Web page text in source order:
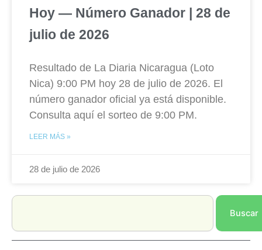
Hoy — Número Ganador | 28 de
julio de 2026
Resultado de La Diaria Nicaragua (Loto
Nica) 9:00 PM hoy 28 de julio de 2026. El
número ganador oficial ya está disponible.
Consulta aquí el sorteo de 9:00 PM.
LEER MÁS »
28 de julio de 2026
Search
Buscar